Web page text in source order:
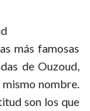
más famosas
de Ouzoud,
nombre.
son los que